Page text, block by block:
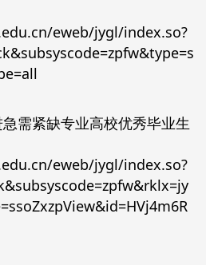
eweb/jygl/index.so?
需紧缺专业高校优秀毕业生
eweb/jygl/index.so?